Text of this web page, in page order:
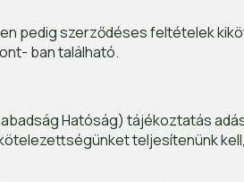
pedig szerződéses feltételek
ban található.
Hatóság) tájékoztatás
teljesítenünk